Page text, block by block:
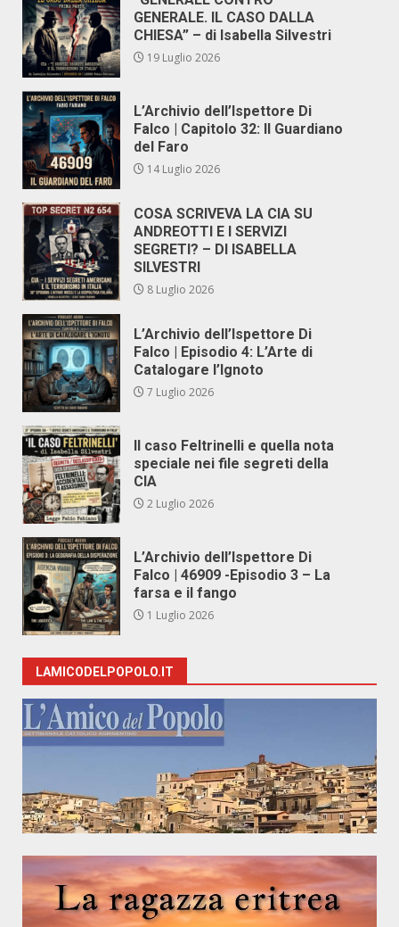
GENERALE. IL CASO DALLA
CHIESA” – di Isabella Silvestri
19 Luglio 2026
L’Archivio dell’Ispettore Di
Falco | Capitolo 32: Il Guardiano
del Faro
14 Luglio 2026
COSA SCRIVEVA LA CIA SU
ANDREOTTI E I SERVIZI
SEGRETI? – DI ISABELLA
SILVESTRI
8 Luglio 2026
L’Archivio dell’Ispettore Di
Falco | Episodio 4: L’Arte di
Catalogare l’Ignoto
7 Luglio 2026
Il caso Feltrinelli e quella nota
speciale nei file segreti della
CIA
2 Luglio 2026
L’Archivio dell’Ispettore Di
Falco | 46909 -Episodio 3 – La
farsa e il fango
1 Luglio 2026
LAMICODELPOPOLO.IT